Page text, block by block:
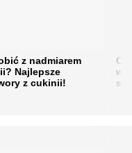
z nadmiarem
Najlepsze
z cukinii!
w